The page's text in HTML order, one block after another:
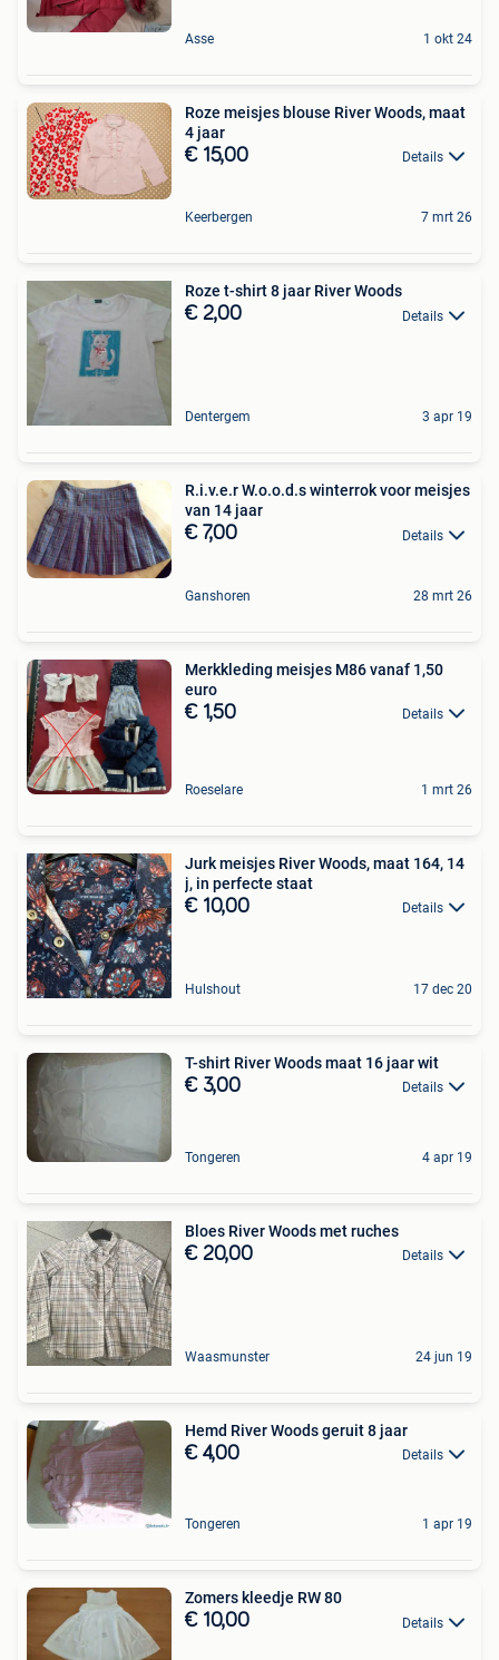
Asse 1 okt 24
Roze meisjes blouse River Woods, maat
4 jaar
€ 15,00 Details
Keerbergen 7 mrt 26
Roze t-shirt 8 jaar River Woods
€ 2,00 Details
Dentergem 3 apr 19
R.i.v.e.r W.o.o.d.s winterrok voor meisjes
van 14 jaar
€ 7,00 Details
Ganshoren 28 mrt 26
Merkkleding meisjes M86 vanaf 1,50
euro
€ 1,50 Details
Roeselare 1 mrt 26
Jurk meisjes River Woods, maat 164, 14
j, in perfecte staat
€ 10,00 Details
Hulshout 17 dec 20
T-shirt River Woods maat 16 jaar wit
€ 3,00 Details
Tongeren 4 apr 19
Bloes River Woods met ruches
€ 20,00 Details
Waasmunster 24 jun 19
Hemd River Woods geruit 8 jaar
€ 4,00 Details
Tongeren 1 apr 19
Zomers kleedje RW 80
€ 10,00 Details